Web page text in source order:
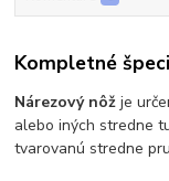
Kompletné
Nárezový nôž je
alebo iných stredne
tvarovanú stredne